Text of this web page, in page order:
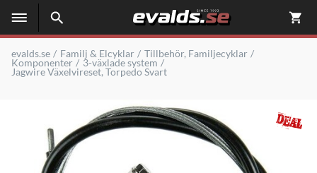
evalds.se Familj & Elcyklar
Tillbehör, Familjecyklar
Komponenter
3-växlade system
Jagwire Växelvireset, Torpedo Svart